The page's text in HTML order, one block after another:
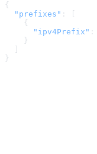
{
  "prefixes"
: [
    {
      "ipv4Prefix"
:
    }
}